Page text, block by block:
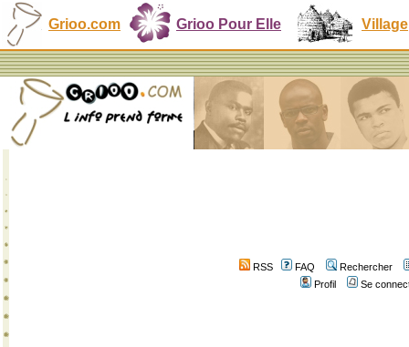
Grioo.com Grioo Pour Elle Village
RSS FAQ
Rechercher
Profil
Se